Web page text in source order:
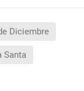
Diciembre
Santa